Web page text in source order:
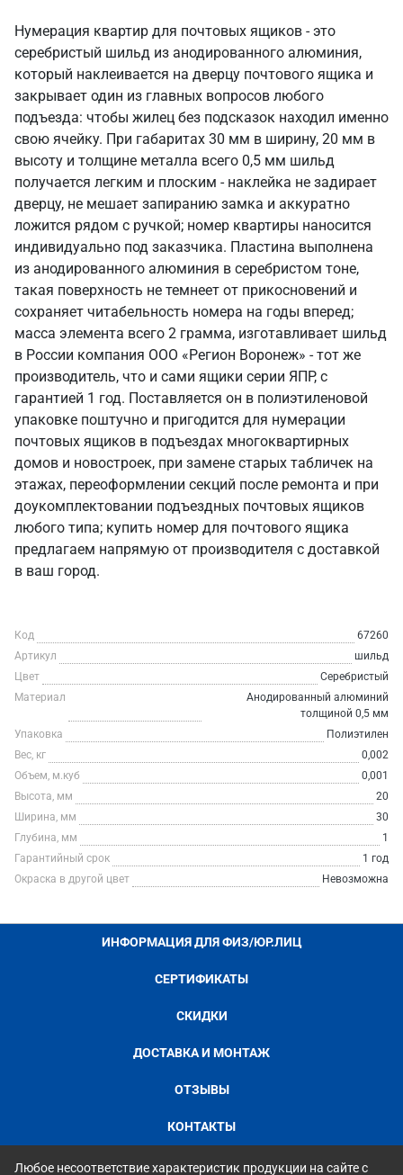
Нумерация квартир для почтовых ящиков - это
серебристый шильд из анодированного алюминия,
который наклеивается на дверцу почтового ящика и
закрывает один из главных вопросов любого
подъезда: чтобы жилец без подсказок находил именно
свою ячейку. При габаритах 30 мм в ширину, 20 мм в
высоту и толщине металла всего 0,5 мм шильд
получается легким и плоским - наклейка не задирает
дверцу, не мешает запиранию замка и аккуратно
ложится рядом с ручкой; номер квартиры наносится
индивидуально под заказчика. Пластина выполнена
из анодированного алюминия в серебристом тоне,
такая поверхность не темнеет от прикосновений и
сохраняет читабельность номера на годы вперед;
масса элемента всего 2 грамма, изготавливает шильд
в России компания ООО «Регион Воронеж» - тот же
производитель, что и сами ящики серии ЯПР, с
гарантией 1 год. Поставляется он в полиэтиленовой
упаковке поштучно и пригодится для нумерации
почтовых ящиков в подъездах многоквартирных
домов и новостроек, при замене старых табличек на
этажах, переоформлении секций после ремонта и при
доукомплектовании подъездных почтовых ящиков
любого типа; купить номер для почтового ящика
предлагаем напрямую от производителя с доставкой
в ваш город.
Код
67260
Артикул
шильд
Цвет
Серебристый
Материал
Анодированный алюминий
толщиной 0,5 мм
Упаковка
Полиэтилен
Вес, кг
0,002
Объем, м.куб
0,001
Высота, мм
20
Ширина, мм
30
Глубина, мм
1
Гарантийный срок
1 год
Окраска в другой цвет
Невозможна
ИНФОРМАЦИЯ ДЛЯ ФИЗ/ЮР.ЛИЦ
СЕРТИФИКАТЫ
СКИДКИ
ДОСТАВКА И МОНТАЖ
ОТЗЫВЫ
КОНТАКТЫ
Любое несоответствие характеристик продукции на сайте с